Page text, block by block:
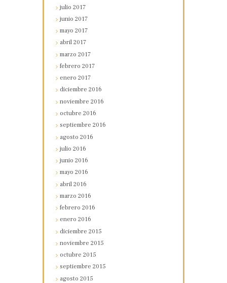
julio2017
junio2017
mayo2017
abril2017
marzo2017
febrero2017
enero2017
diciembre2016
noviembre2016
octubre2016
septiembre2016
agosto2016
julio2016
junio2016
mayo2016
abril2016
marzo2016
febrero2016
enero2016
diciembre2015
noviembre2015
octubre2015
septiembre2015
agosto2015